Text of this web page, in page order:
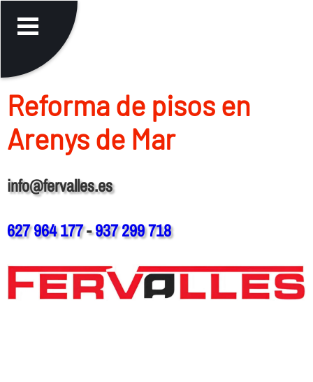
Reforma de pisos en
Arenys de Mar
info@fervalles.es
627 964 177-937 299 718